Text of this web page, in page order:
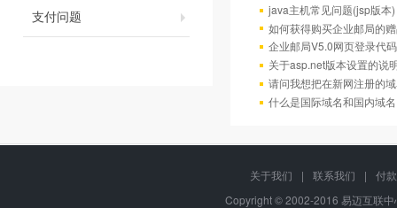
支付问题
java主机常见问题(jsp版本)
如何获得购买企业邮局的
企业邮局V5.0网页登录代码
关于asp.net版本设置的说
请问我想把在新网注册的
什么是国际域名和国内域
关于我们 | 联系我们 |
付
Copyright © 2002-2016 易迈互联